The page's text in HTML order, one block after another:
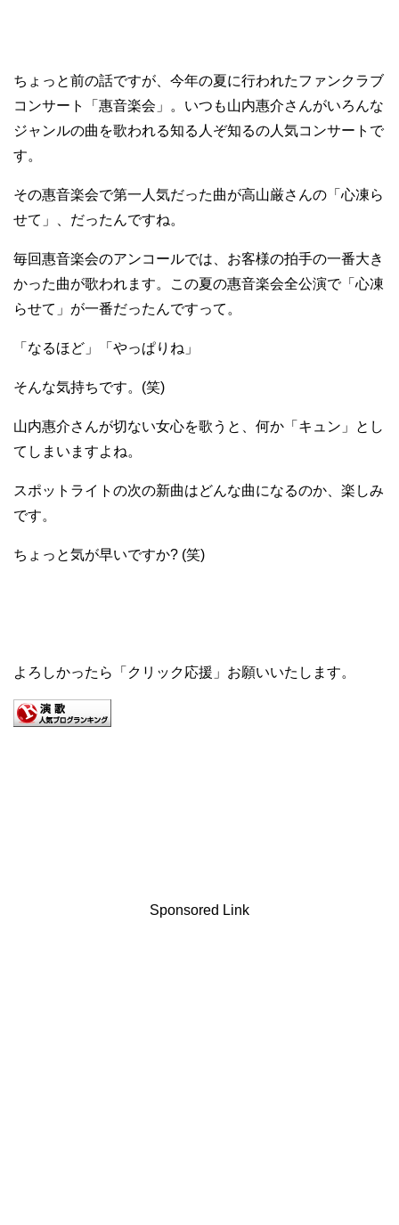
ちょっと前の話ですが、今年の夏に行われたファンクラブ
コンサート「惠音楽会」。いつも山内惠介さんがいろんな
ジャンルの曲を歌われる知る人ぞ知るの人気コンサートで
す。
その惠音楽会で第一人気だった曲が高山厳さんの「心凍ら
せて」、だったんですね。
毎回惠音楽会のアンコールでは、お客様の拍手の一番大き
かった曲が歌われます。この夏の惠音楽会全公演で「心凍
らせて」が一番だったんですって。
「なるほど」「やっぱりね」
そんな気持ちです。(笑)
山内惠介さんが切ない女心を歌うと、何か「キュン」とし
てしまいますよね。
スポットライトの次の新曲はどんな曲になるのか、楽しみ
です。
ちょっと気が早いですか? (笑)
よろしかったら「クリック応援」お願いいたします。
Sponsored Link